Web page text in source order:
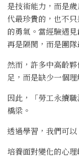
是技術能力，而是
代最珍貴的，也不
的勇氣。當經驗遇
再是隔閡，而是團隊
然而，許多中高齡
足，而是缺少一個
因此，「勞工永續
橋梁。
透過學習，我們可以
培養面對變化的心